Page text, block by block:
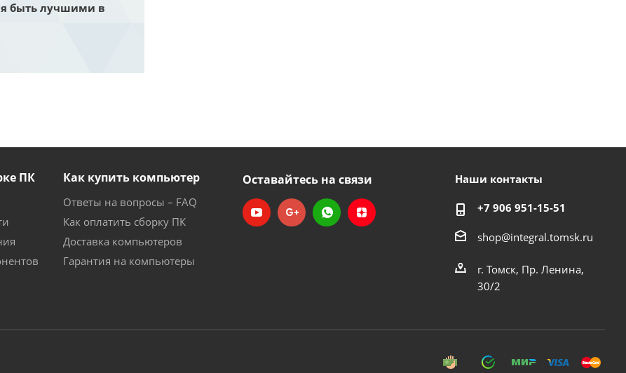
быть лучшими в
ПК Как купить компьютер
Ответы на вопросы – FAQ
Как оплатить сборку ПК
Доставка компьютеров
Гарантия на компьютеры
Оставайтесь на связи Наши контакты
+7 906 951-15-51
shop@integral.tomsk.ru
г. Томск, Пр. Ленина,
30/2